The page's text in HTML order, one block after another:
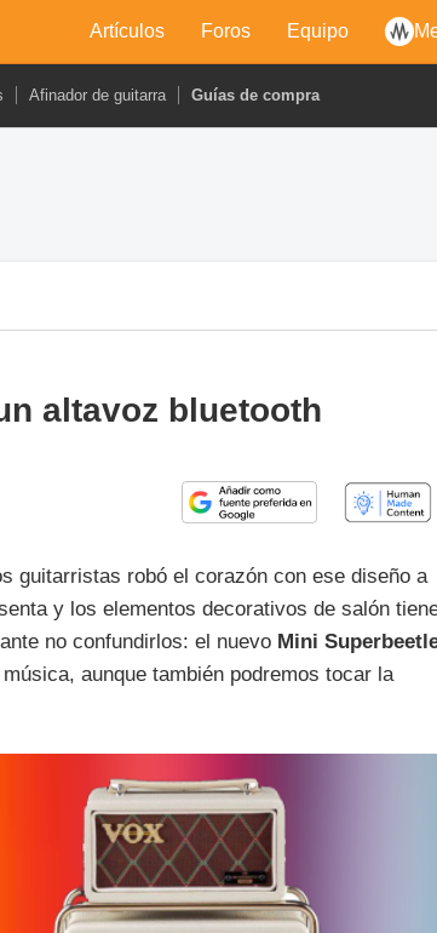
Artículos Foros Equipo
Afinador de guitarra Guías de compra
altavoz bluetooth
guitarristas robó el corazón con ese diseño a
y los elementos decorativos de salón
no confundirlos: el nuevo Mini
aunque también podremos tocar la